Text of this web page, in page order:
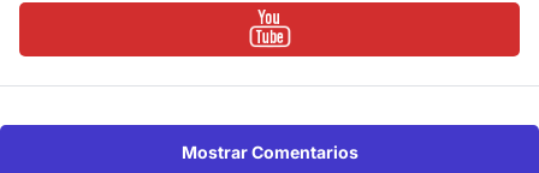
Mostrar Comentarios